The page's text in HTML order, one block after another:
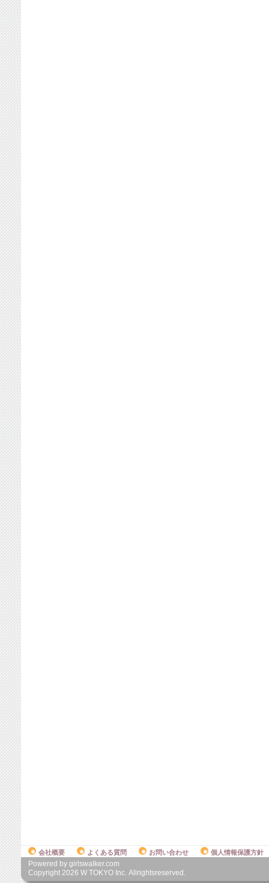
会社概要 よくある質問 お問い合わせ 個人情報保護方針
Powered by girlswalker.com
Copyright 2026 W TOKYO Inc. Allrightsreserved.